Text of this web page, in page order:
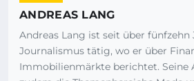
ANDREAS LANG
Andreas Lang ist seit über fünfzehn
Journalismus tätig, wo er über
Immobilienmärkte berichtet. Seine